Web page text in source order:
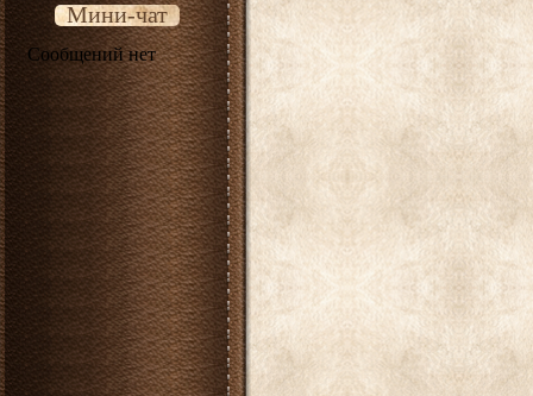
Мини-чат